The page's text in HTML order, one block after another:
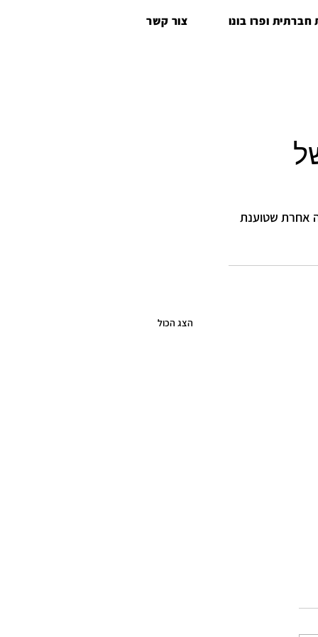
צור קשר חברתית ופרו בונו
אחרת שטוענת
הצג הכול